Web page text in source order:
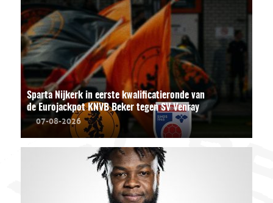
Sparta Nijkerk in eerste kwalificatieronde van
de Eurojackpot KNVB Beker tegen SV Venray
07-08-2026